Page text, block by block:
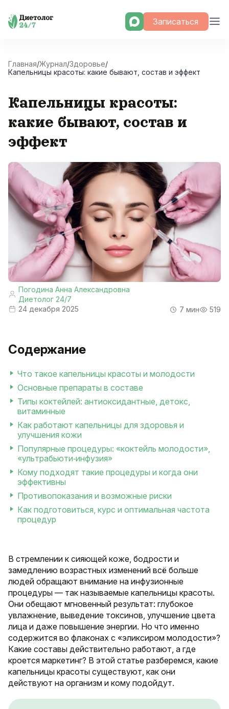
Skip
Записаться
Главная/Журнал/Здоровье/
Капельницы красоты: какие бывают, состав и эффект
Капельницы красоты:
какие бывают, состав и
эффект
Погодина Анна Александровна
Диетолог 24/7
24 декабря 2025
7 мин 519
Содержание
Что такое капельницы красоты и молодости
Основные препараты в составе
Типы коктейлей: антиоксидантные, детокс,
витаминные
Как работают капельницы для здоровья и
улучшения кожи
Популярные процедуры: «коктейль молодости»,
«ультрабьюти‐инфузия»
Кому подходят такие процедуры и когда они
эффективны
Противопоказания и возможные риски
Как подготовиться, курс и оптимальная частота
процедур
В стремлении к сияющей коже, бодрости и
замедлению возрастных изменений всё больше
людей обращают внимание на инфузионные
процедуры — так называемые капельницы красоты.
Они обещают мгновенный результат: глубокое
увлажнение, выведение токсинов, улучшение цвета
лица и даже повышение энергии. Но что именно
содержится во флаконах с «эликсиром молодости»?
Какие составы действительно работают, а где
кроется маркетинг? В этой статье разберемся, какие
капельницы красоты существуют, как они
действуют на организм и кому подойдут.